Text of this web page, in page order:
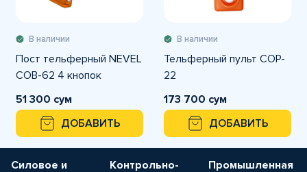
В наличии
Пост тельферный NEVEL
COB-62 4 кнопок
51 300 сум
ДОБАВИТЬ
В наличии
Тельферный пульт COP-
22
173 700 сум
ДОБАВИТЬ
Силовое и
Контрольно-
Промышленная